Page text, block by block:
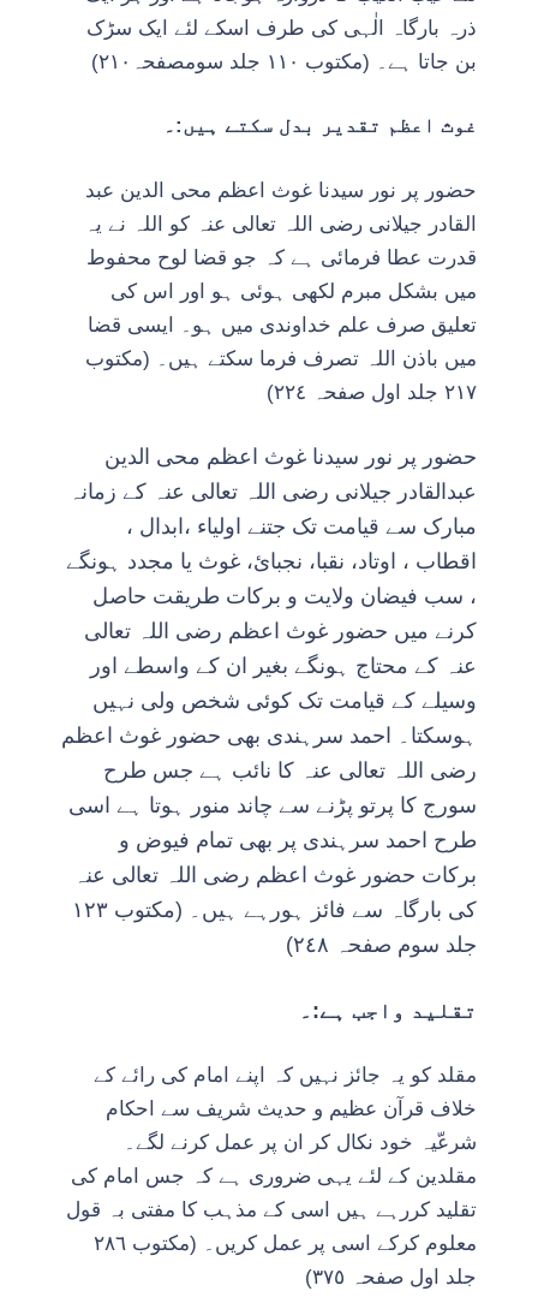
ذرہ بارگاہ الٰہی کی طرف اسکے لئے ایک سڑک
بن جاتا ہے۔ (مکتوب ١١٠ جلد سومصفحہ٢١٠)
غوث اعظم تقدیر بدل سکتے ہیں:۔
حضور پر نور سیدنا غوث اعظم محی الدین عبد
القادر جیلانی رضی اللہ تعالی عنہ کو اللہ نے یہ
قدرت عطا فرمائی ہے کہ جو قضا لوح محفوط
میں بشکل مبرم لکھی ہوئی ہو اور اس کی
تعلیق صرف علم خداوندی میں ہو۔ ایسی قضا
میں باذن اللہ تصرف فرما سکتے ہیں۔ (مکتوب
٢١٧ جلد اول صفحہ ٢٢٤)
حضور پر نور سیدنا غوث اعظم محی الدین
عبدالقادر جیلانی رضی اللہ تعالی عنہ کے زمانہ
مبارک سے قیامت تک جتنے اولیاء ،ابدال ،
اقطاب ، اوتاد، نقبا، نجبائ، غوث یا مجدد ہونگے
، سب فیضان ولایت و برکات طریقت حاصل
کرنے میں حضور غوث اعظم رضی اللہ تعالی
عنہ کے محتاج ہونگے بغیر ان کے واسطے اور
وسیلے کے قیامت تک کوئی شخص ولی نہیں
ہوسکتا۔ احمد سرہندی بھی حضور غوث اعظم
رضی اللہ تعالی عنہ کا نائب ہے جس طرح
سورج کا پرتو پڑنے سے چاند منور ہوتا ہے اسی
طرح احمد سرہندی پر بھی تمام فیوض و
برکات حضور غوث اعظم رضی اللہ تعالی عنہ
کی بارگاہ سے فائز ہورہے ہیں۔ (مکتوب ١٢٣
جلد سوم صفحہ ٢٤٨)
تقلید واجب ہے:۔
مقلد کو یہ جائز نہیں کہ اپنے امام کی رائے کے
خلاف قرآن عظیم و حدیث شریف سے احکام
شرعّیہ خود نکال کر ان پر عمل کرنے لگے۔
مقلدین کے لئے یہی ضروری ہے کہ جس امام کی
تقلید کررہے ہیں اسی کے مذہب کا مفتی بہ قول
معلوم کرکے اسی پر عمل کریں۔ (مکتوب ٢٨٦
جلد اول صفحہ ٣٧٥)